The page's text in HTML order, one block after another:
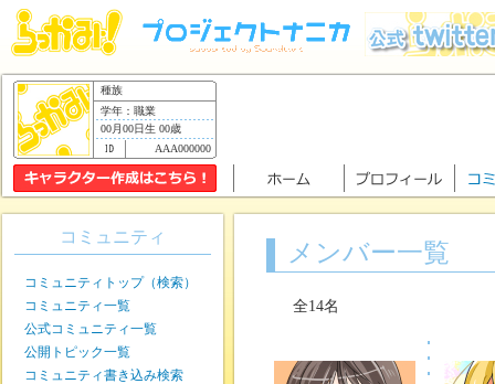
種族
学年：職業
00月00日生 00歳
AAA000000
メンバー一覧
全14名
コミュニティ
コミュニティトップ（検索）
コミュニティ一覧
公式コミュニティ一覧
公開トピック一覧
コミュニティ書き込み検索